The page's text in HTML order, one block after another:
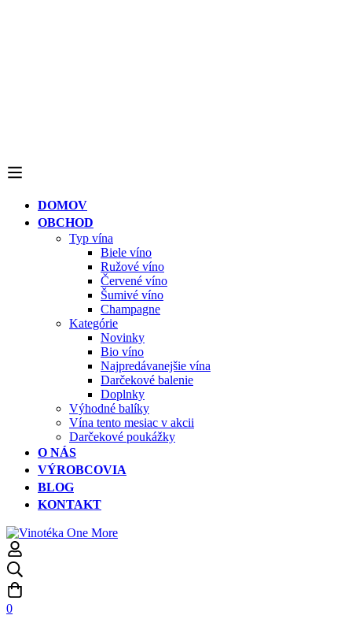
DOMOV
OBCHOD
Typ vína
Biele víno
Ružové víno
Červené víno
Šumivé víno
Champagne
Kategórie
Novinky
Bio víno
Najpredávanejšie vína
Darčekové balenie
Doplnky
Výhodné balíky
Vína tento mesiac v akcii
Darčekové poukážky
O NÁS
VÝROBCOVIA
BLOG
KONTAKT
0